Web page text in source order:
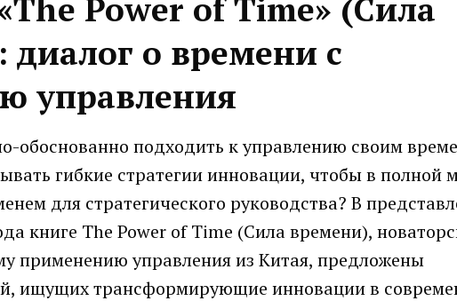
Power of Time» (Сила
о времени с
управления
обоснованно подходить к управлению своим
гибкие стратегии инновации, чтобы в полной
для стратегического руководства? В
книге The Power of Time (Сила времени),
применению управления из Китая, предложены
ищущих трансформирующие инновации в